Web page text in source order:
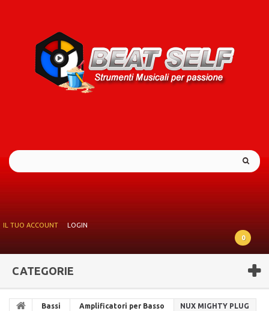
IL TUO ACCOUNT
LOGIN
0
CATEGORIE
Bassi Amplificatori per Basso NUX MIGHTY PLUG